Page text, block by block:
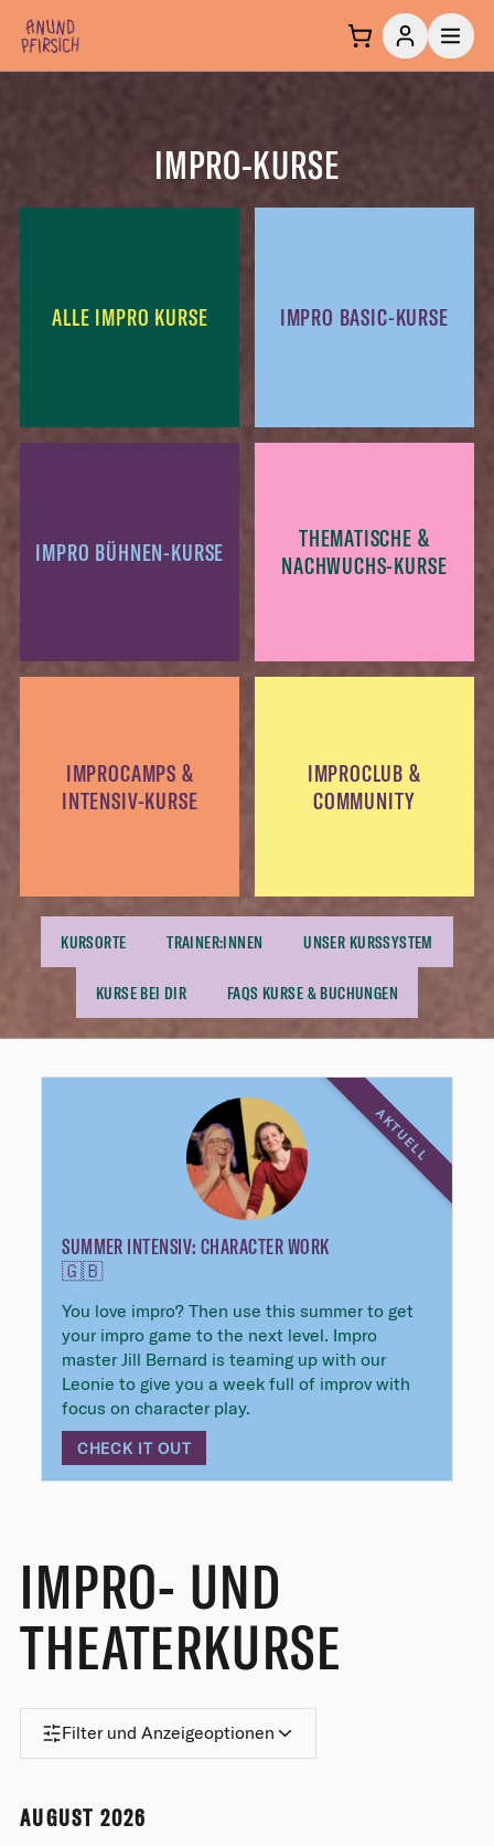
Zum Inhalt springen
IMPRO-KURSE
ALLE IMPRO KURSE IMPRO BASIC-KURSE
IMPRO BÜHNEN-KURSE
THEMATISCHE &
NACHWUCHS-KURSE
IMPROCAMPS &
INTENSIV-KURSE
IMPROCLUB &
COMMUNITY
KURSORTE TRAINER:INNEN UNSER KURSSYSTEM
KURSE BEI DIR FAQS KURSE & BUCHUNGEN
AKTUELL
SUMMER INTENSIV: CHARACTER WORK
🇬🇧
You love impro? Then use this summer to get
your impro game to the next level. Impro
master Jill Bernard is teaming up with our
Leonie to give you a week full of improv with
focus on character play.
CHECK IT OUT
IMPRO- UND
THEATERKURSE
Filter und Anzeigeoptionen
AUGUST 2026